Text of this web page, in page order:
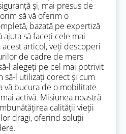
și, mai presus de
să vă oferim o
bazată pe expertiză
să faceți cele mai
articol, veți descoperi
de cadre de mers
l alegeți pe cel mai potrivit
să-l utilizați corect și cum
vă bucura de o mobilitate
activă. Misiunea noastră
calității vieții
dragi, oferind soluții